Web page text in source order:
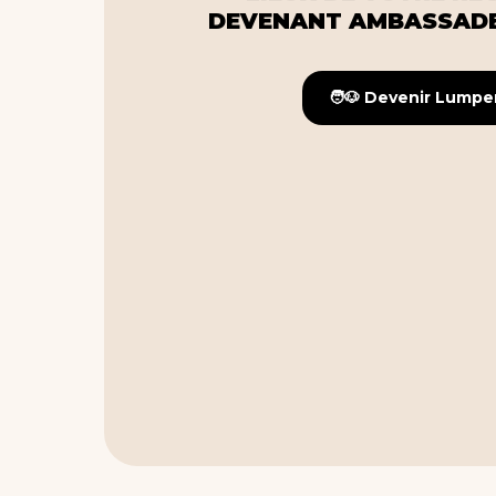
DEVENANT
🧑🐶 Devenir
🧑🐶 Devenir